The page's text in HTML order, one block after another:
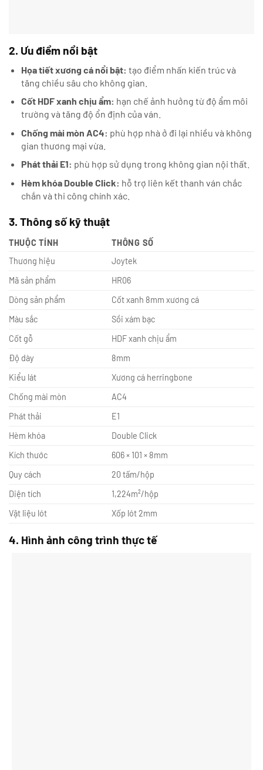
2. Ưu điểm nổi bật
Họa tiết xương cá nổi bật: tạo điểm nhấn kiến trúc và
tăng chiều sâu cho không gian.
Cốt HDF xanh chịu ẩm: hạn chế ảnh hưởng từ độ ẩm môi
trường và tăng độ ổn định của ván.
Chống mài mòn AC4: phù hợp nhà ở đi lại nhiều và không
gian thương mại vừa.
Phát thải E1: phù hợp sử dụng trong không gian nội thất.
Hèm khóa Double Click: hỗ trợ liên kết thanh ván chắc
chắn và thi công chính xác.
3. Thông số kỹ thuật
THUỘC TÍNH
THÔNG SỐ
Thương hiệu
Joytek
Mã sản phẩm
HR06
Dòng sản phẩm
Cốt xanh 8mm xương cá
Màu sắc
Sồi xám bạc
Cốt gỗ
HDF xanh chịu ẩm
Độ dày
8mm
Kiểu lát
Xương cá herringbone
Chống mài mòn
AC4
Phát thải
E1
Hèm khóa
Double Click
Kích thước
606 × 101 × 8mm
Quy cách
20 tấm/hộp
Diện tích
1,224m²/hộp
Vật liệu lót
Xốp lót 2mm
4. Hình ảnh công trình thực tế